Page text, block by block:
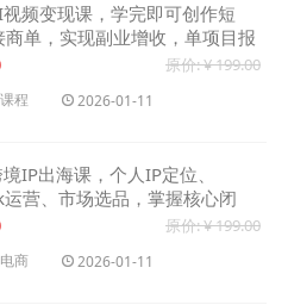
频变现课，学完即可创作短
商单，实现副业增收，单项目报
元
原价: ¥ 199.00
程 2026-01-11
IP出海课，个人IP定位、
运营、市场选品，掌握核心闭
月入1万美金+
原价: ¥ 199.00
商 2026-01-11